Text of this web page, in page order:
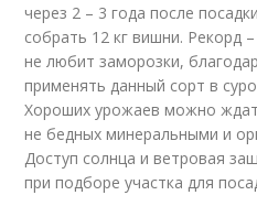
через 2 – 3 года после
собрать 12 кг вишни. Рекорд
не любит заморозки,
применять данный сорт в
Хороших урожаев можно
не бедных минеральными и
Доступ солнца и ветровая
при подборе участка для